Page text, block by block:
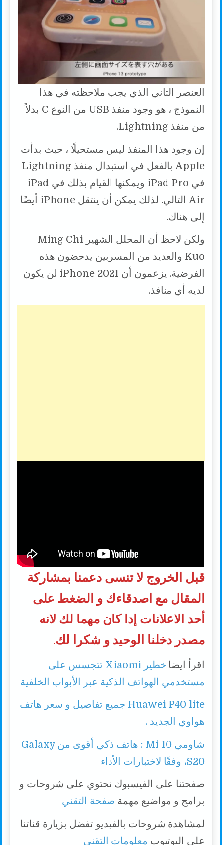
العنصر الثاني الذي يجب ملاحظته في هذا
النموذج ، هو وجود منفذ USB من النوع C بدلاً
من منفذ Lightning.
إن وجود هذا المنفذ ليس مستحيلًا ، حيث بدأت
Apple بالفعل في استبدال منفذ Lightning
في iPad Pro ويمكنها القيام بذلك في iPad
Air التالي. لذلك يمكن أن ينتقل iPhone أيضًا
إلى هناك.
ولكن لاحظ أن المحلل الشهير Ming Chi
Kuo والعديد من المسربين يدحضون هذه
الفرضية. يزعمون أن iPhone 2021 لن يكون
لديه أي منافذ.
قبل الخروج لا تنسى دعمنا بمشاركة
المقال مع اصدقاءك و الضغط على
أحد الاعلانات إدا كان مهما لك لانه
مصدر دخلنا الوحيد و شكرا لك.
اقرأ ايضا
خطير Xiaomi تتجسس على
مستخدمي الهواتف الذكية عبر الأبواب الخلفية
Huawei P40 lite جميع تفاصيل و سعر هاتف
هواوي الجديد .
شاومي Mi 10 : هاتف ذكي أقوى من Galaxy
S20، وفقًا لاختبارات الأداء
صفحتنا على الفيسبوك تحتوي على شروحات و
برامج و مواضيع مهمة صفحة التقني
لمشاهدة شروحات بالفيديو تفضل بزيارة قناتنا
على اليوتيوب معلومات التقني